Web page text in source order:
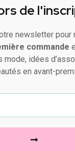
de
newsletter pour
commande
mode, idées
en avant-